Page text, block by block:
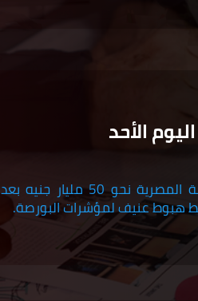
الأحد
خسر رأس المال السوقي للأسهم المقيدة بالبورصة المصرية نحو 50 مليار جنيه بعد
هبوط عنيف لمؤشرات البورصة.